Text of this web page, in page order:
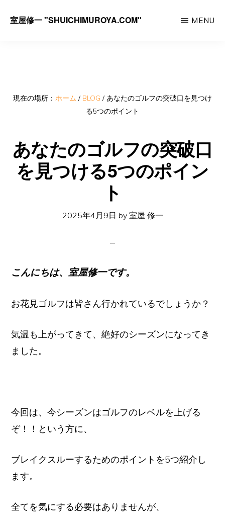
室屋修一 "SHUICHIMUROYA.COM"
ー
屋
MENU
現在の場所： ホーム / BLOG / あなたのゴルフの突破口を見つけ
る5つのポイント
あなたのゴルフの突破口
を見つける5つのポイン
ト
2025年4月9日 by 室屋 修一
こんにちは、室屋修一です。
お花見ゴルフは皆さん行かれているでしょうか？
気温も上がってきて、絶好のシーズンになってき
ました。
今回は、今シーズンはゴルフのレベルを上げる
ぞ！！という方に、
ブレイクスルーするためのポイントを5つ紹介し
ます。
全てを気にする必要はありませんが、